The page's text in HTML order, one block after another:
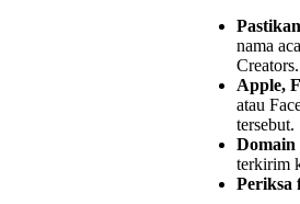
nama
Creators.
Apple,
atau
tersebut.
Domain
terkirim
Periksa